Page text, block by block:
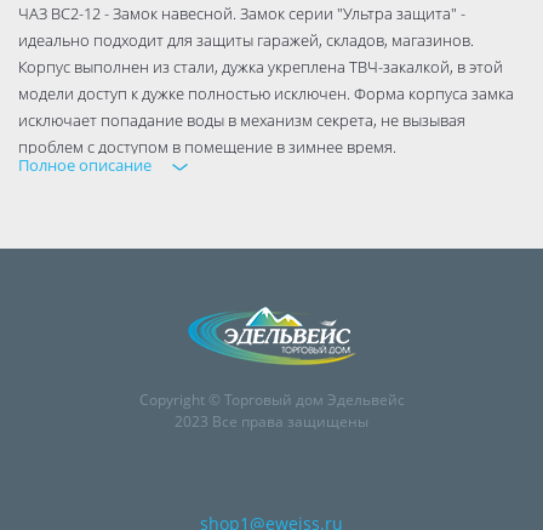
ЧАЗ ВС2-12 - Замок навесной. Замок серии "Ультра защита" -
идеально подходит для защиты гаражей, складов, магазинов.
Корпус выполнен из стали, дужка укреплена ТВЧ-закалкой, в этой
модели доступ к дужке полностью исключен. Форма корпуса замка
исключает попадание воды в механизм секрета, не вызывая
проблем с доступом в помещение в зимнее время.
модели имеет более низкий вес и стальной корпус. Внешние
Полное описание
Copyright © Торговый дом Эдельвейс
2023 Все права защищены
shop1@eweiss.ru